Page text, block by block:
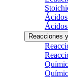
Reacciones